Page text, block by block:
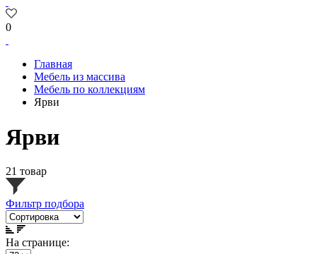
0
Главная
Мебель из массива
Мебель по коллекциям
Ярви
Ярви
21 товар
Фильтр подбора
На странице: